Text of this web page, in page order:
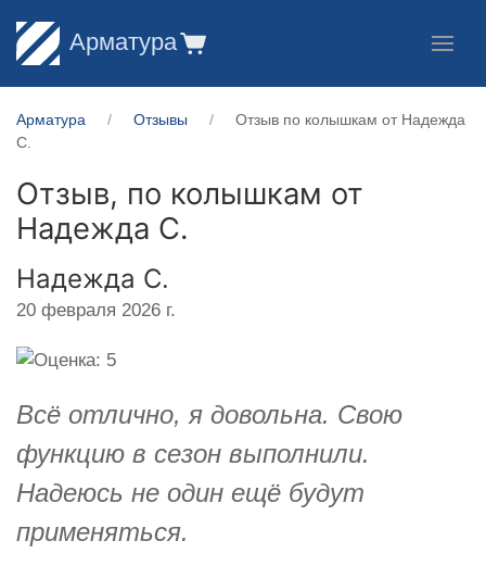
Арматура
Арматура Отзывы
Отзыв по колышкам от Надежда
С.
Отзыв, по колышкам от
Надежда С.
Надежда С.
20 февраля 2026 г.
Всё отлично, я довольна. Свою
функцию в сезон выполнили.
Надеюсь не один ещё будут
применяться.